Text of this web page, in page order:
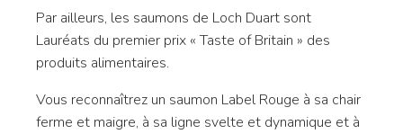
Par ailleurs, les saumons de Loch Duart sont
Lauréats du premier prix « Taste of Britain » des
produits alimentaires.
Vous reconnaîtrez un saumon Label Rouge à sa chair
ferme et maigre, à sa ligne svelte et dynamique et à